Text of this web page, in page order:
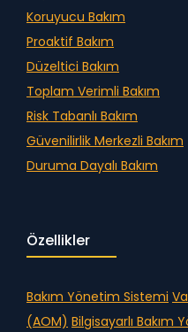
Koruyucu Bakım
Proaktif Bakım
Düzeltici Bakım
Toplam Verimli Bakım
Risk Tabanlı Bakım
Güvenilirlik Merkezli Bakım
Duruma Dayalı Bakım
Özellikler
Bakım Yönetim Sistemi
(AOM) Bilgisayarlı Bakım